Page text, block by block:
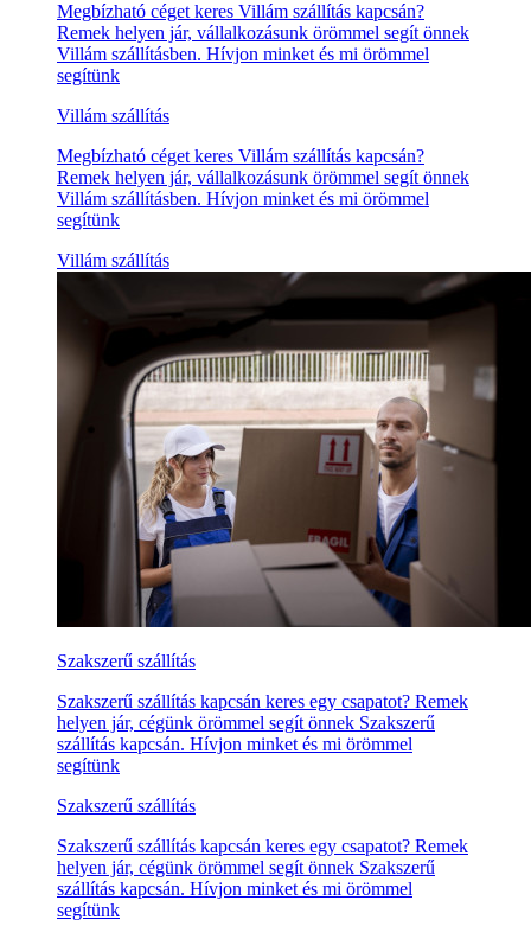
Megbízható céget keres Villám szállítás kapcsán?
Remek helyen jár, vállalkozásunk örömmel segít önnek
Villám szállításben. Hívjon minket és mi örömmel
segítünk
Villám szállítás
Megbízható céget keres Villám szállítás kapcsán?
Remek helyen jár, vállalkozásunk örömmel segít önnek
Villám szállításben. Hívjon minket és mi örömmel
segítünk
Villám szállítás
Szakszerű szállítás
Szakszerű szállítás kapcsán keres egy csapatot? Remek
helyen jár, cégünk örömmel segít önnek Szakszerű
szállítás kapcsán. Hívjon minket és mi örömmel
segítünk
Szakszerű szállítás
Szakszerű szállítás kapcsán keres egy csapatot? Remek
helyen jár, cégünk örömmel segít önnek Szakszerű
szállítás kapcsán. Hívjon minket és mi örömmel
segítünk